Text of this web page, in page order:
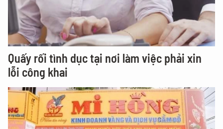
Quấy rối tình dục tại nơi làm việc phải xin
lỗi công khai